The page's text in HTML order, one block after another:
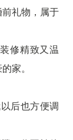
礼物，属于
修精致又温
家。
后也方便调